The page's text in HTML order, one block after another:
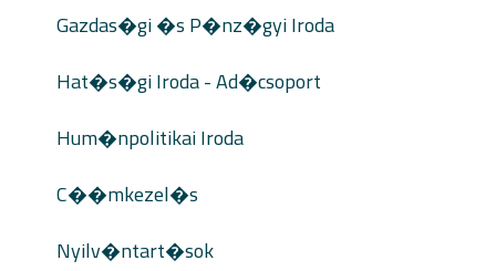
Gazdas�gi �s P�nz�gyi Iroda
Hat�s�gi Iroda - Ad�csoport
Hum�npolitikai Iroda
C��mkezel�s
Nyilv�ntart�sok